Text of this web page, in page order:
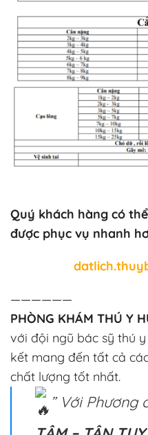
Quý khách hàng có
được phục vụ nhanh
——————
PHÒNG KHÁM THÚ Y
với đội ngũ bác sỹ thú
kết mang đến tất cả
chất lượng tốt nhất.
” Với Phương